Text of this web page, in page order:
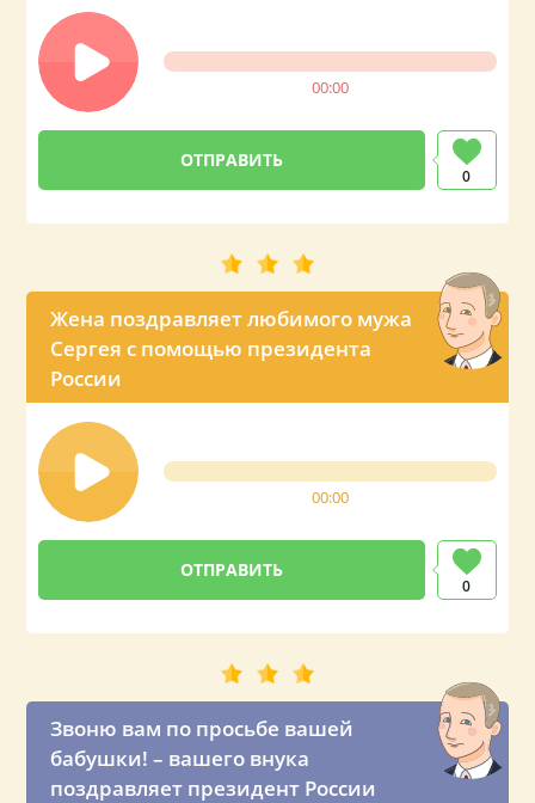
00:00
0
Жена поздравляет любимого мужа
Сергея с помощью президента
России
00:00
0
Звоню вам по просьбе вашей
бабушки! – вашего внука
поздравляет президент России